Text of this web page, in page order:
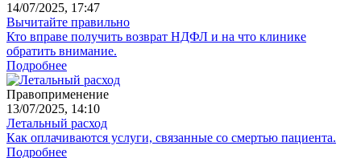
14/07/2025, 17:47
Вычитайте правильно
Кто вправе получить возврат НДФЛ и на что клинике
обратить внимание.
Подробнее
Правоприменение
13/07/2025, 14:10
Летальный расход
Как оплачиваются услуги, связанные со смертью пациента.
Подробнее